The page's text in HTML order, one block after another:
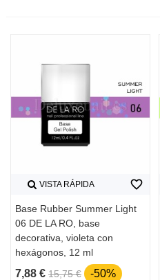
VISTA RÁPIDA
Base Rubber Summer Light
06 DE LA RO, base
decorativa, violeta con
hexágonos, 12 ml
7,88 € 15,75 € -50%
favorite_border